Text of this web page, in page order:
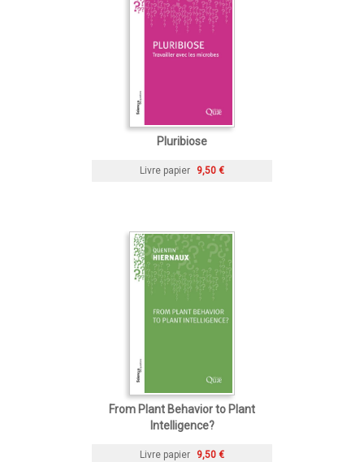
Pluribiose
Livre papier 9,50 €
From Plant Behavior to Plant
Intelligence?
Livre papier 9,50 €